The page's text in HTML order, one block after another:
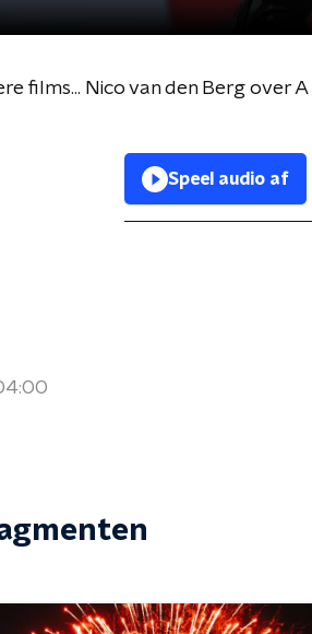
films... Nico van den Berg over
Speel audio af